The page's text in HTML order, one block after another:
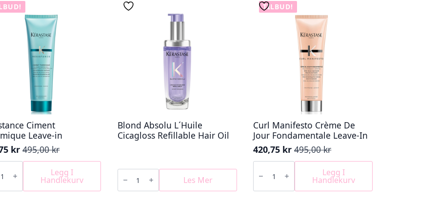
Ciment
Leave-in
495,00kr
kr
Legg I
Handlekurv
Blond Absolu L´Huile
Cicagloss Refillable Hair Oil
Blond
Absolu
´Huile
Les Mer
TILBUD!
Curl Manifesto Crème De
Jour Fondamentale Leave-In
495,00kr
Opprinnelig
pris
var:
420,75 kr
Nåværende
pris
er:
Curl
Crème
Jour
Legg I
Handlekurv